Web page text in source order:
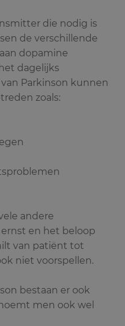
die nodig is
de verschillende
dopamine
dagelijks
Parkinson kunnen
zoals:
andere
en het beloop
van patiënt tot
niet voorspellen.
bestaan er ook
men ook wel